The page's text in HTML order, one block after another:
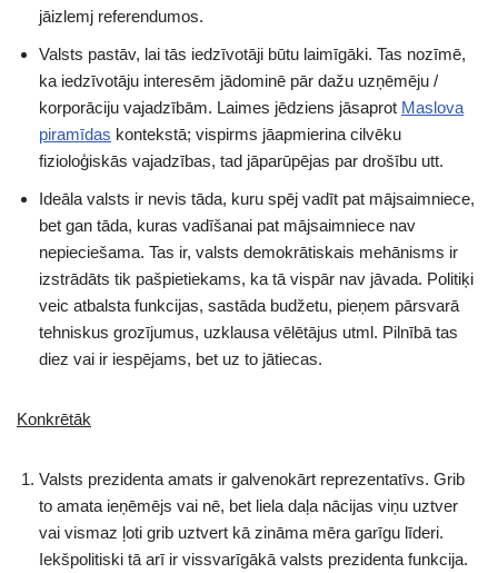
jāizlemj referendumos.
Valsts pastāv, lai tās iedzīvotāji būtu laimīgāki. Tas nozīmē,
ka iedzīvotāju interesēm jādominē pār dažu uzņēmēju /
korporāciju vajadzībām. Laimes jēdziens jāsaprot Maslova
piramīdas kontekstā; vispirms jāapmierina cilvēku
fizioloģiskās vajadzības, tad jāparūpējas par drošību utt.
Ideāla valsts ir nevis tāda, kuru spēj vadīt pat mājsaimniece,
bet gan tāda, kuras vadīšanai pat mājsaimniece nav
nepieciešama. Tas ir, valsts demokrātiskais mehānisms ir
izstrādāts tik pašpietiekams, ka tā vispār nav jāvada. Politiķi
veic atbalsta funkcijas, sastāda budžetu, pieņem pārsvarā
tehniskus grozījumus, uzklausa vēlētājus utml. Pilnībā tas
diez vai ir iespējams, bet uz to jātiecas.
Konkrētāk
Valsts prezidenta amats ir galvenokārt reprezentatīvs. Grib
to amata ieņēmējs vai nē, bet liela daļa nācijas viņu uztver
vai vismaz ļoti grib uztvert kā zināma mēra garīgu līderi.
Iekšpolitiski tā arī ir vissvarīgākā valsts prezidenta funkcija.